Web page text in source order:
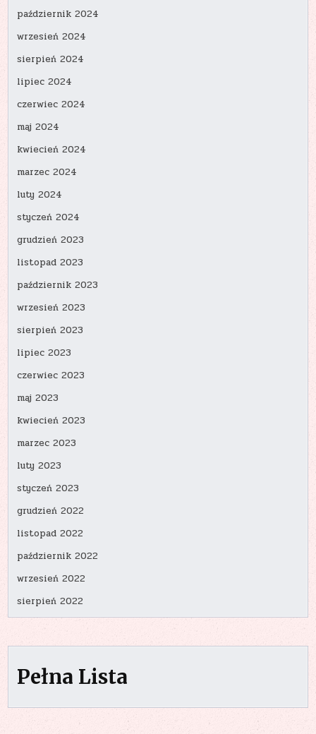
październik 2024
wrzesień 2024
sierpień 2024
lipiec 2024
czerwiec 2024
maj 2024
kwiecień 2024
marzec 2024
luty 2024
styczeń 2024
grudzień 2023
listopad 2023
październik 2023
wrzesień 2023
sierpień 2023
lipiec 2023
czerwiec 2023
maj 2023
kwiecień 2023
marzec 2023
luty 2023
styczeń 2023
grudzień 2022
listopad 2022
październik 2022
wrzesień 2022
sierpień 2022
Pełna Lista